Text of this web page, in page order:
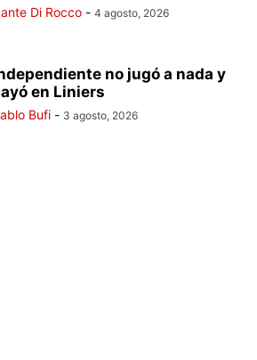
Di Rocco - 4 agosto, 2026
no jugó a nada y
en Liniers
Bufi - 3 agosto, 2026